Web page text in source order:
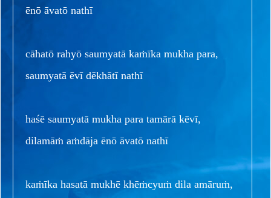
ēnō āvatō nathī
cāhatō rahyō saumyatā kaṁīka mukha para,
saumyatā ēvī dēkhātī nathī
haśē saumyatā mukha para tamārā kēvī,
dilamāṁ aṁdāja ēnō āvatō nathī
kaṁīka hasatā mukhē khēṁcyuṁ dila amāruṁ,